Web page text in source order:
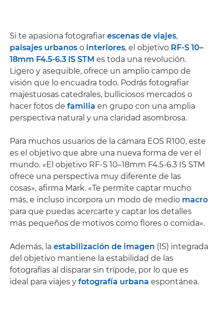
Si te apasiona fotografiar escenas de viajes,
paisajes urbanos o interiores, el objetivo RF-S 10–
18mm F4.5-6.3 IS STM es toda una revolución.
Ligero y asequible, ofrece un amplio campo de
visión que lo encuadra todo. Podrás fotografiar
majestuosas catedrales, bulliciosos mercados o
hacer fotos de familia en grupo con una amplia
perspectiva natural y una claridad asombrosa.
Para muchos usuarios de la cámara EOS R100, este
es el objetivo que abre una nueva forma de ver el
mundo. «El objetivo RF-S 10–18mm F4.5-6.3 IS STM
ofrece una perspectiva muy diferente de las
cosas», afirma Mark. «Te permite captar mucho
más, e incluso incorpora un modo de medio macro
para que puedas acercarte y captar los detalles
más pequeños de motivos como flores o comida».
Además, la estabilización de imagen (IS) integrada
del objetivo mantiene la estabilidad de las
fotografías al disparar sin trípode, por lo que es
ideal para viajes y fotografía urbana espontánea.